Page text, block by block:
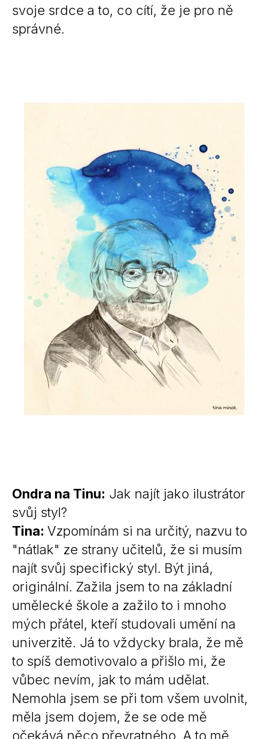
svoje srdce a to, co cítí, že je pro ně
správné.
Ondra na Tinu: Jak najít jako ilustrátor
svůj styl?
Tina: Vzpomínám si na určitý, nazvu to
"nátlak" ze strany učitelů, že si musím
najít svůj specifický styl. Být jiná,
originální. Zažila jsem to na základní
umělecké škole a zažilo to i mnoho
mých přátel, kteří studovali umění na
univerzitě. Já to vždycky brala, že mě
to spíš demotivovalo a přišlo mi, že
vůbec nevím, jak to mám udělat.
Nemohla jsem se při tom všem uvolnit,
měla jsem dojem, že se ode mě
očekává něco převratného. A to mě